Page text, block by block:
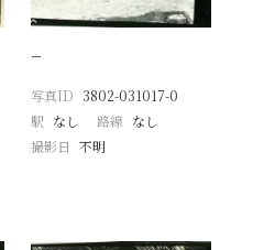
−
写真ID 3802-031017-0
駅 なし 路線 なし
撮影日 不明